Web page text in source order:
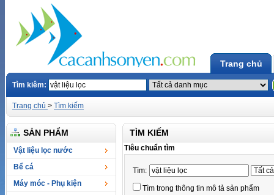
Trang chủ
Tìm kiêm:
Trang chủ > Tìm kiếm
SẢN PHẨM
Vật liệu lọc nước
Bể cá
Máy móc - Phụ kiện
TÌM KIẾM
Tiêu chuẩn tìm
Tìm:
Tìm trong thông tin mô tả sản phẩm